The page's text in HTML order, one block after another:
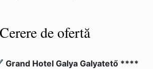
Cerere de ofertă
Hotel Galya Galyatető ****